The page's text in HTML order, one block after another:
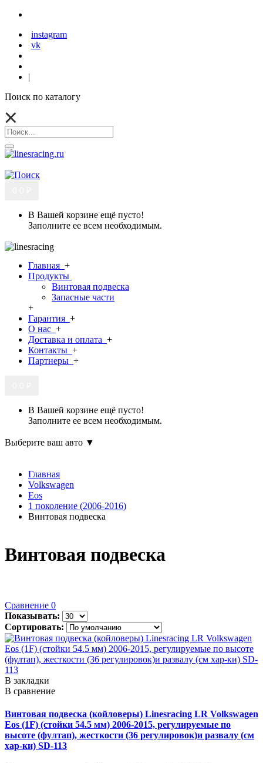
instagram
vk
|
Поиск по каталогу
В Вашей корзине ещё пусто!
Заполните ее всем необходимым.
Главная +
Продукты
Винтовая подвеска
Запасные части
+
Гарантия +
О нас +
Доставка и оплата +
Контакты +
Партнеры +
В Вашей корзине ещё пусто!
Заполните ее всем необходимым.
Выберите ваш авто ▼
Главная
Volkswagen
Eos
1 поколение (2006-2016)
Винтовая подвеска
Винтовая подвеска
Сравнение 0
Показывать:
Сортировать:
В закладки
В сравнение
Винтовая подвеска (койловеры) Linesracing LR Volkswagen
Eos (1F) (стойки 54.5 мм) 2006-2015, регулируемые по
высоте (фултап), жесткости (36 регулировок)и развалу (см
хар-ки) SD-113